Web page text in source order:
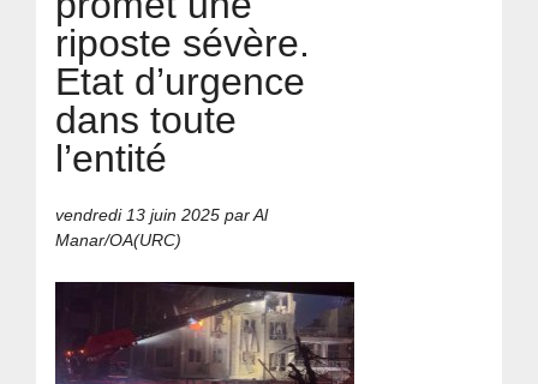
riposte sévère.
Etat d’urgence
dans toute
l’entité
vendredi 13 juin 2025 par Al
Manar/OA(URC)